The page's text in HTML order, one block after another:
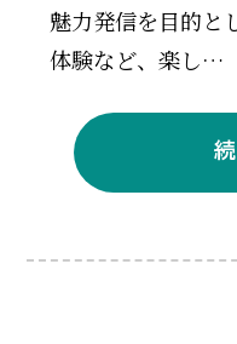
魅力発信を目的と
体験など、楽し…